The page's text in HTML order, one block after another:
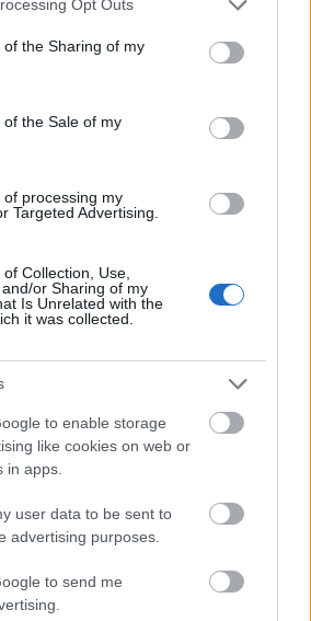
or usage behaviour. You may click to
to Google and its third-party tags to
specified purposes in below Google
Opt Outs
the Sharing of my
the Sale of my
processing my
Targeted Advertising.
Collection, Use,
or Sharing of my
Is Unrelated with the
it was collected.
to enable storage
like cookies on web or
in apps.
user data to be sent to
advertising purposes.
to send me
örvén
találjon ki. Menekülése
az egyetlen okot, a közlés
a
hogy ne
ne Központ központú
műhelyekre van
színházi
részint túlírtság
részint
és káprázat) uralja a színt.
és Kharübdisze az
művészkedés. Közlés
helyett látványosság,
érzelem helyett
helyett
hasonló,
(A színház- és